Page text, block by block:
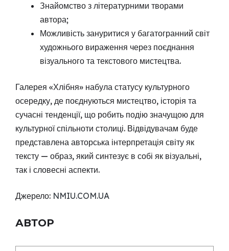
Знайомство з літературними творами
автора;
Можливість зануритися у багатогранний світ
художнього вираження через поєднання
візуального та текстового мистецтва.
Галерея «Хлібня» набула статусу культурного
осередку, де поєднуються мистецтво, історія та
сучасні тенденції, що робить подію значущою для
культурної спільноти столиці. Відвідувачам буде
представлена авторська інтерпретація світу як
тексту — образ, який синтезує в собі як візуальні,
так і словесні аспекти.
Джерело: NMIU.COM.UA
АВТОР